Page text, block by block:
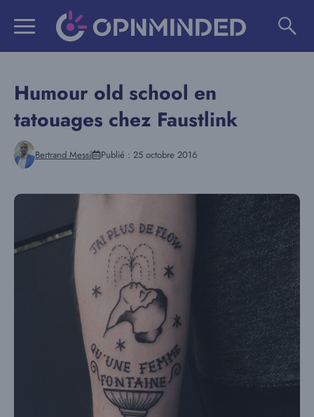
Humour old school en
tatouages chez Faustlink
Bertrand Messi Publié : 25 octobre 2016